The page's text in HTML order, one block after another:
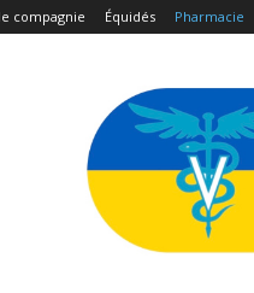
compagnie Équidés Pharmacie